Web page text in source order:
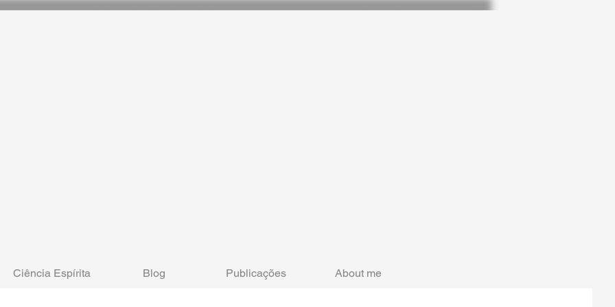
Ciência Espírita Blog Publicações About me